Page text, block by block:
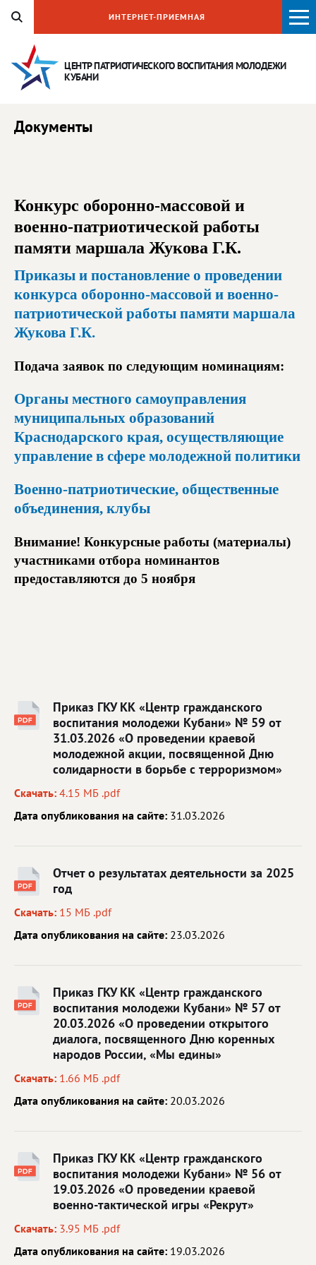
ЦЕНТР ПАТРИОТИЧЕСКОГО ВОСПИТАНИЯМОЛОДЕЖИ
КУБАНИ
ИНТЕРНЕТ-ПРИЕМНАЯ
Документы
Конкурс оборонно-массовой и
военно-патриотической работы
памяти маршала Жукова Г.К.
Приказы и постановление о проведении
конкурса оборонно-массовой и военно-
патриотической работы памяти маршала
Жукова Г.К.
Подача заявок по следующим номинациям:
Органы местного самоуправления
муниципальных образований
Краснодарского края, осуществляющие
управление в сфере молодежной политики
Военно-патриотические, общественные
объединения, клубы
Внимание! Конкурсные работы (материалы)
участниками отбора номинантов
предоставляются до 5 ноября
Приказ ГКУ КК «Центр гражданского
воспитания молодежи Кубани» № 59 от
31.03.2026 «О проведении краевой
молодежной акции, посвященной Дню
солидарности в борьбе с терроризмом»
Скачать: 4.15 МБ .pdf
Дата опубликования на сайте: 31.03.2026
Отчет о результатах деятельности за 2025
год
Скачать: 15 МБ .pdf
Дата опубликования на сайте: 23.03.2026
Приказ ГКУ КК «Центр гражданского
воспитания молодежи Кубани» № 57 от
20.03.2026 «О проведении открытого
диалога, посвященного Дню коренных
народов России, «Мы едины»
Скачать: 1.66 МБ .pdf
Дата опубликования на сайте: 20.03.2026
Приказ ГКУ КК «Центр гражданского
воспитания молодежи Кубани» № 56 от
19.03.2026 «О проведении краевой
военно-тактической игры «Рекрут»
Скачать: 3.95 МБ .pdf
Дата опубликования на сайте: 19.03.2026